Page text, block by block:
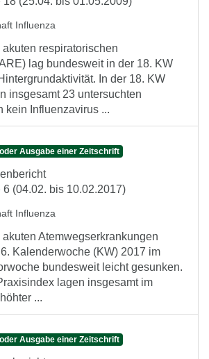
Influenza
akuten respiratorischen
lag bundesweit in der 18. KW
In der 18. KW
insgesamt 23 untersuchten
kein Influenzavirus ...
Ausgabe einer Zeitschrift
(04.02. bis 10.02.2017)
Influenza
akuten Atemwegserkrankungen
Kalenderwoche (KW) 2017 im
bundesweit leicht gesunken.
lagen insgesamt im
...
Ausgabe einer Zeitschrift